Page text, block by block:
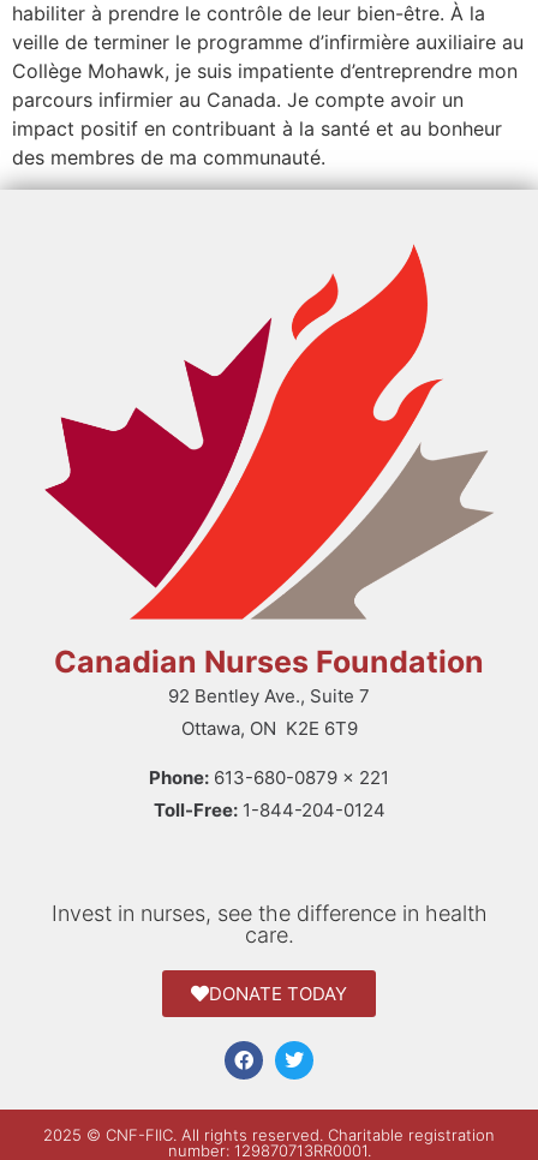
habiliter à prendre le contrôle de leur bien-être. À la
veille de terminer le programme d’infirmière auxiliaire au
Collège Mohawk, je suis impatiente d’entreprendre mon
parcours infirmier au Canada. Je compte avoir un
impact positif en contribuant à la santé et au bonheur
des membres de ma communauté.
Canadian Nurses Foundation
92 Bentley Ave., Suite 7
Ottawa, ON K2E 6T9
Phone: 613-680-0879 x 221
Toll-Free:1-844-204-0124
Invest in nurses, see the difference in health
care.
DONATE TODAY
2025 © CNF-FIIC. All rights reserved​. Charitable registration
number: 129870713RR0001.